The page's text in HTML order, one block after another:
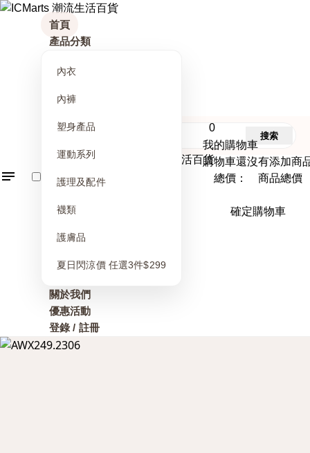
首頁
產品分類
內衣
內褲
塑身產品
運動系列
護理及配件
襪類
護膚品
夏日閃涼價 任選3件$299
關於我們
優惠活動
登錄 / 註冊
0
我的購物車
購物車還沒有添加商
總價： 商品總價
確定購物車
搜索